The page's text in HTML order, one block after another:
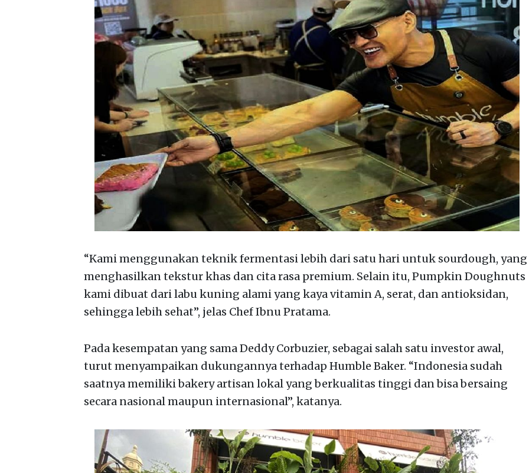
“Kami menggunakan teknik fermentasi lebih dari satu hari untuk sourdough, yang
menghasilkan tekstur khas dan cita rasa premium. Selain itu, Pumpkin Doughnuts
kami dibuat dari labu kuning alami yang kaya vitamin A, serat, dan antioksidan,
sehingga lebih sehat”, jelas Chef Ibnu Pratama.
Pada kesempatan yang sama Deddy Corbuzier, sebagai salah satu investor awal,
turut menyampaikan dukungannya terhadap Humble Baker. “Indonesia sudah
saatnya memiliki bakery artisan lokal yang berkualitas tinggi dan bisa bersaing
secara nasional maupun internasional”, katanya.